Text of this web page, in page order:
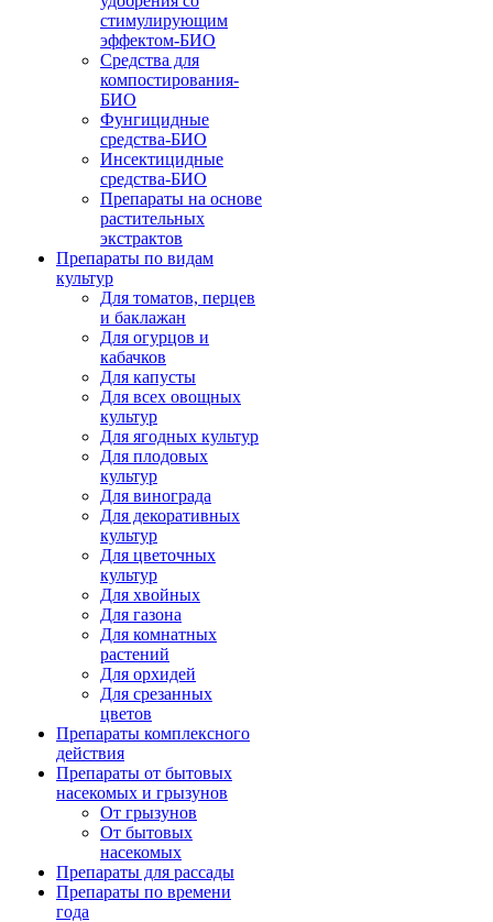
стимулирующим
эффектом-БИО
Средства для
компостирования-
БИО
Фунгицидные
средства-БИО
Инсектицидные
средства-БИО
Препараты на основе
растительных
экстрактов
Препараты по видам
культур
Для томатов, перцев
и баклажан
Для огурцов и
кабачков
Для капусты
Для всех овощных
культур
Для ягодных культур
Для плодовых
культур
Для винограда
Для декоративных
культур
Для цветочных
культур
Для хвойных
Для газона
Для комнатных
растений
Для орхидей
Для срезанных
цветов
Препараты комплексного
действия
Препараты от бытовых
насекомых и грызунов
От грызунов
От бытовых
насекомых
Препараты для рассады
Препараты по времени
года